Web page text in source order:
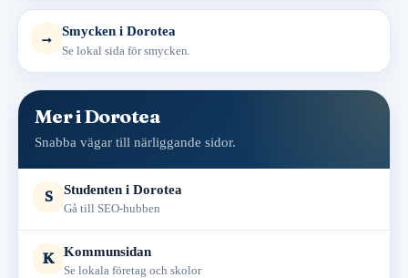
→ Smycken i Dorotea
Se lokal sida för smycken.
Mer i Dorotea
Snabba vägar till närliggande sidor.
S Studenten i Dorotea
Gå till SEO-hubben
K Kommunsidan
Se lokala företag och skolor